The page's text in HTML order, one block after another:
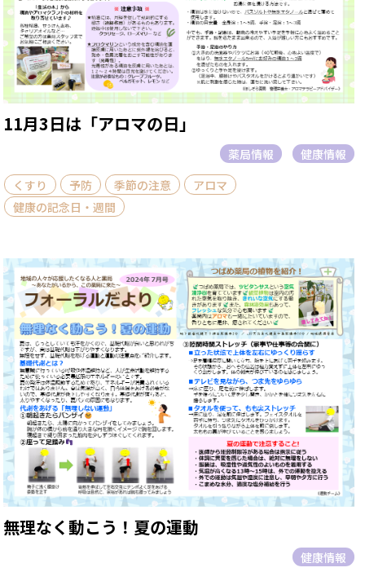
11月3日は「アロマの日」
薬局情報
健康情報
くすり
予防 季節の注意
アロマ
健康の記念日・週間
無理なく動こう！夏の運動
健康情報